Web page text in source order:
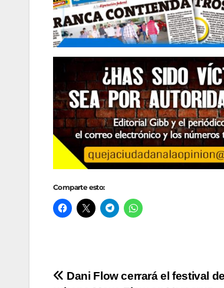
Comparte esto:
Navegación
Dani Flow cerrará el festival